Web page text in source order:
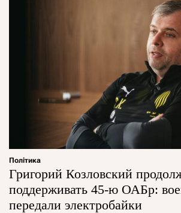
Політика
Григорий Козловский
поддерживать 45-ю ОАБр:
передали электробайки